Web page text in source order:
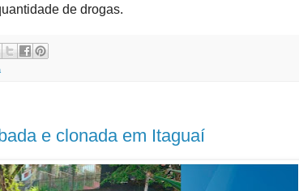
de drogas.
e clonada em Itaguaí